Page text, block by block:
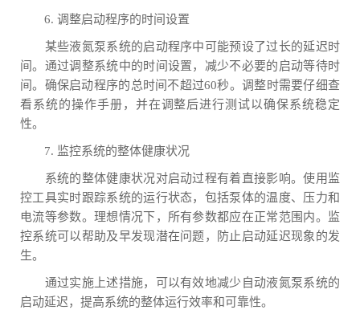
6. 调整启动程序的时间设置
某些液氮泵系统的启动程序中可能预设了过长的延迟时
间。通过调整系统中的时间设置，减少不必要的启动等待时
间。确保启动程序的总时间不超过60秒。调整时需要仔细查
看系统的操作手册，并在调整后进行测试以确保系统稳定
性。
7. 监控系统的整体健康状况
系统的整体健康状况对启动过程有着直接影响。使用监
控工具实时跟踪系统的运行状态，包括泵体的温度、压力和
电流等参数。理想情况下，所有参数都应在正常范围内。监
控系统可以帮助及早发现潜在问题，防止启动延迟现象的发
生。
通过实施上述措施，可以有效地减少自动液氮泵系统的
启动延迟，提高系统的整体运行效率和可靠性。